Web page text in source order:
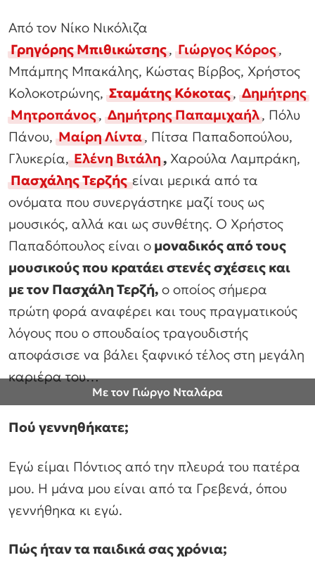
Από τον Νίκο Νικόλιζα
Γρηγόρης Μπιθικώτσης,Γιώργος Κόρος,
Μπάμπης Μπακάλης, Κώστας Βίρβος, Χρήστος
Κολοκοτρώνης,Σταμάτης Κόκοτας,Δημήτρης
Μητροπάνος,Δημήτρης Παπαμιχαήλ, Πόλυ
Πάνου,Μαίρη Λίντα, Πίτσα Παπαδοπούλου,
Γλυκερία,Ελένη Βιτάλη, Χαρούλα Λαμπράκη,
Πασχάλης Τερζής είναι μερικά από τα
ονόματα που συνεργάστηκε μαζί τους ως
μουσικός, αλλά και ως συνθέτης. Ο Χρήστος
Παπαδόπουλος είναι ο μοναδικός από τους
μουσικούς που κρατάει στενές σχέσεις και
με τον Πασχάλη Τερζή, ο οποίος σήμερα
πρώτη φορά αναφέρει και τους πραγματικούς
λόγους που ο σπουδαίος τραγουδιστής
αποφάσισε να βάλει ξαφνικό τέλος στη μεγάλη
καριέρα του…
Με τον Γιώργο Νταλάρα
Πού γεννηθήκατε;
Εγώ είμαι Πόντιος από την πλευρά του πατέρα
μου. Η μάνα μου είναι από τα Γρεβενά, όπου
γεννήθηκα κι εγώ.
Πώς ήταν τα παιδικά σας χρόνια;